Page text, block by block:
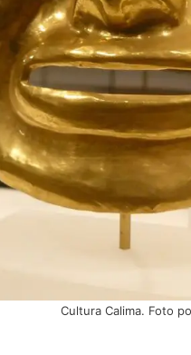
Cultura Calima. Foto